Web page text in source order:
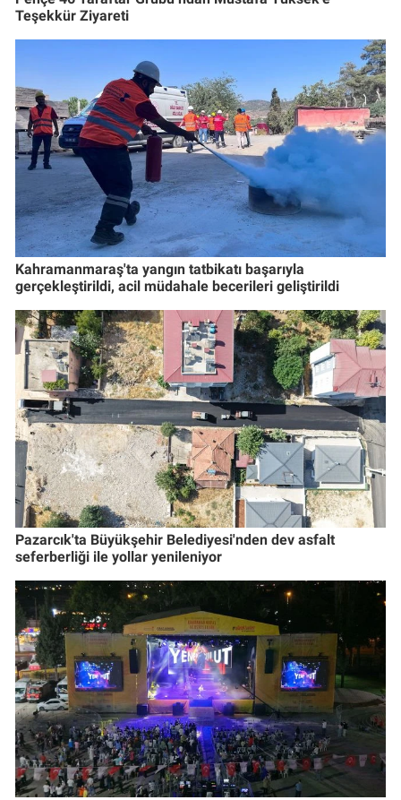
Teşekkür Ziyareti
Kahramanmaraş'ta yangın tatbikatı başarıyla
gerçekleştirildi, acil müdahale becerileri geliştirildi
Pazarcık'ta Büyükşehir Belediyesi'nden dev asfalt
seferberliği ile yollar yenileniyor